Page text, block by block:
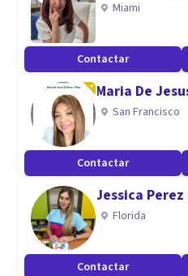
Miami
Contactar
Maria De
San Francisco
Contactar
Jessica
Florida
Contactar